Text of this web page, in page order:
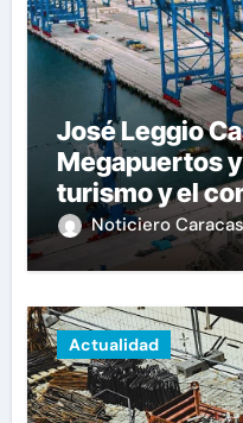
José Leggio
Megapuertos
turismo y el
Noticiero
Actualidad